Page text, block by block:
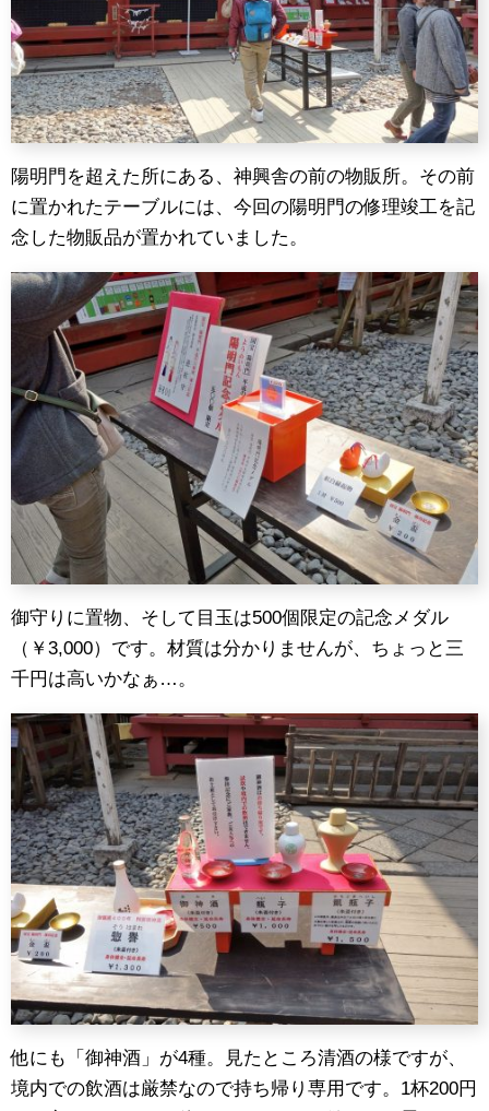
陽明門を超えた所にある、神興舎の前の物販所。その前
に置かれたテーブルには、今回の陽明門の修理竣工を記
念した物販品が置かれていました。
御守りに置物、そして目玉は500個限定の記念メダル
（￥3,000）です。材質は分かりませんが、ちょっと三
千円は高いかなぁ…。
他にも「御神酒」が4種。見たところ清酒の様ですが、
境内での飲酒は厳禁なので持ち帰り専用です。1杯200円